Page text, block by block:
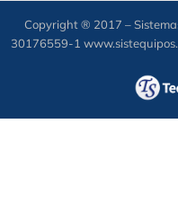
Copyright ® 2017 –
30176559-1